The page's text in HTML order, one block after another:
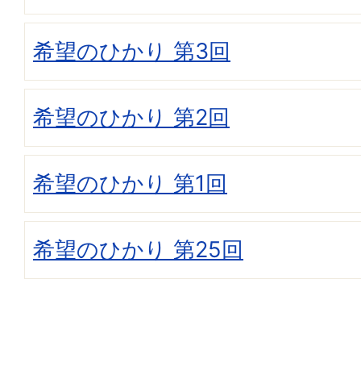
希望のひかり 第3回
希望のひかり 第2回
希望のひかり 第1回
希望のひかり 第25回